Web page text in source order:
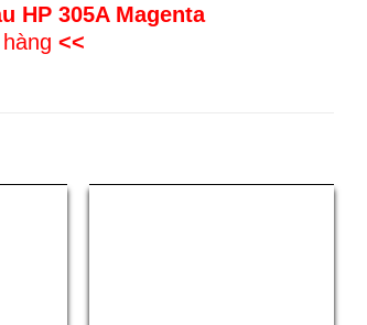
HP 305A Magenta
<<